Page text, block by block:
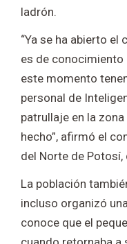
ladrón.
“Ya se ha abierto
es de conocimiento
este momento
personal de
patrullaje en la
hecho”, afirmó el
del Norte de
La población
incluso organizó
conoce que el